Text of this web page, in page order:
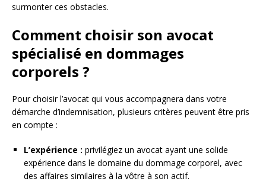
surmonter ces obstacles.
Comment choisir son avocat
spécialisé en dommages
corporels ?
Pour choisir l’avocat qui vous accompagnera dans votre
démarche d’indemnisation, plusieurs critères peuvent être pris
en compte :
L’expérience : privilégiez un avocat ayant une solide
expérience dans le domaine du dommage corporel, avec
des affaires similaires à la vôtre à son actif.